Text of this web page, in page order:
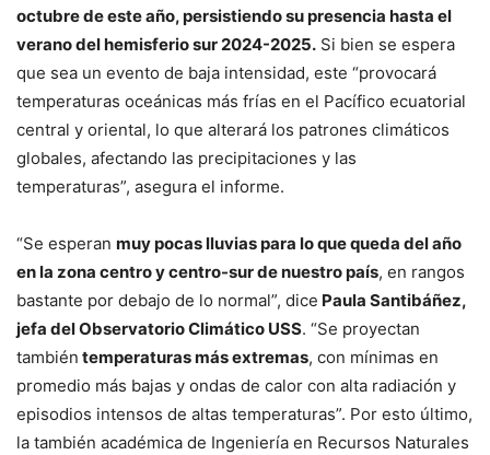
octubre de este año, persistiendo su presencia hasta el
verano del hemisferio sur 2024-2025. Si bien se espera
que sea un evento de baja intensidad, este “provocará
temperaturas oceánicas más frías en el Pacífico ecuatorial
central y oriental, lo que alterará los patrones climáticos
globales, afectando las precipitaciones y las
temperaturas”, asegura el informe.
“Se esperan muy pocas lluvias para lo que queda del año
en la zona centro y centro-sur de nuestro país, en rangos
bastante por debajo de lo normal”, dice Paula Santibáñez,
jefa del Observatorio Climático USS. “Se proyectan
también temperaturas más extremas, con mínimas en
promedio más bajas y ondas de calor con alta radiación y
episodios intensos de altas temperaturas”. Por esto último,
la también académica de Ingeniería en Recursos Naturales